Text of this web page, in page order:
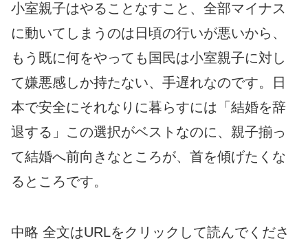
小室親子はやることなすこと、全部マイナス
に動いてしまうのは日頃の行いが悪いから、
もう既に何をやっても国民は小室親子に対し
て嫌悪感しか持たない、手遅れなのです。日
本で安全にそれなりに暮らすには「結婚を辞
退する」この選択がベストなのに、親子揃っ
て結婚へ前向きなところが、首を傾げたくな
るところです。
中略 全文はURLをクリックして読んでくださ